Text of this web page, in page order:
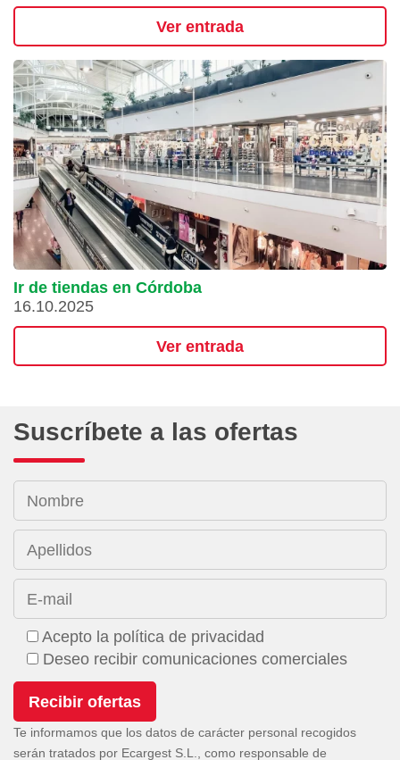
Ver entrada
Ir de tiendas en Córdoba
16.10.2025
Ver entrada
Suscríbete a las ofertas
Nombre
Apellidos
E-mail
Acepto la política de privacidad
Deseo recibir comunicaciones comerciales
Te informamos que los datos de carácter personal recogidos
serán tratados por Ecargest S.L., como responsable de